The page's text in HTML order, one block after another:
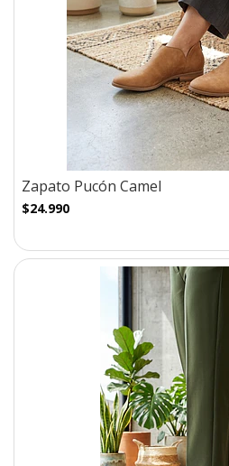
Zapato Pucón Camel
$24.990